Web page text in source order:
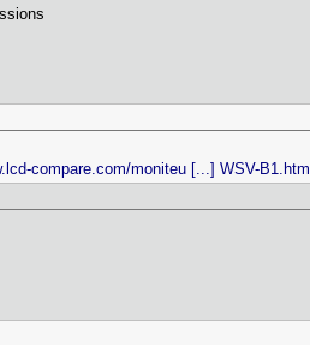
compare.com/moniteu [...] WSV-B1.htm